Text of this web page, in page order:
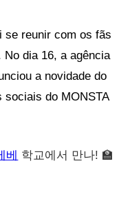
se reunir com os fãs
dia 16, a agência
a novidade do
sociais do MONSTA
베 학교에서 만나! 🏫